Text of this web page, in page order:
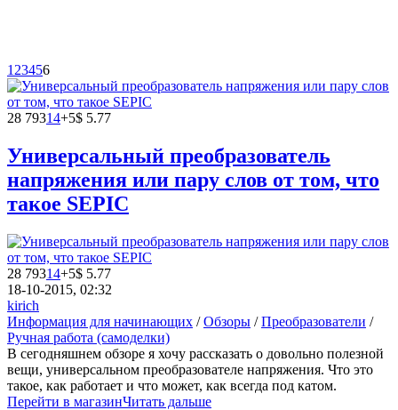
1 23456
28 79314+5$ 5.77
Универсальный преобразователь
напряжения или пару слов от том, что
такое SEPIC
28 79314+5$ 5.77
18-10-2015, 02:32
kirich
Информация для начинающих /Обзоры /Преобразователи /
Ручная работа (самоделки)
В сегодняшнем обзоре я хочу рассказать о довольно полезной
вещи, универсальном преобразователе напряжения. Что это
такое, как работает и что может, как всегда под катом.
Перейти в магазинЧитать дальше